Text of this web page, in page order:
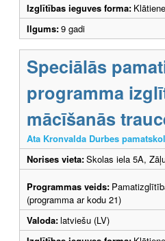
Izglītības ieguves forma: Klātiene
Ilgums:9 gadi
Speciālās
programma
mācīšanās
Ata Kronvalda Durbes
Norises vieta:Skolas iela 5A,
Programmas veids:
(programma ar kodu 21)
Valoda:latviešu (LV)